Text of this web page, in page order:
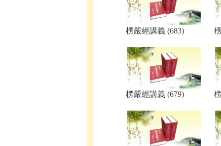
楞嚴經講義 (683)
楞嚴經講義 (679)